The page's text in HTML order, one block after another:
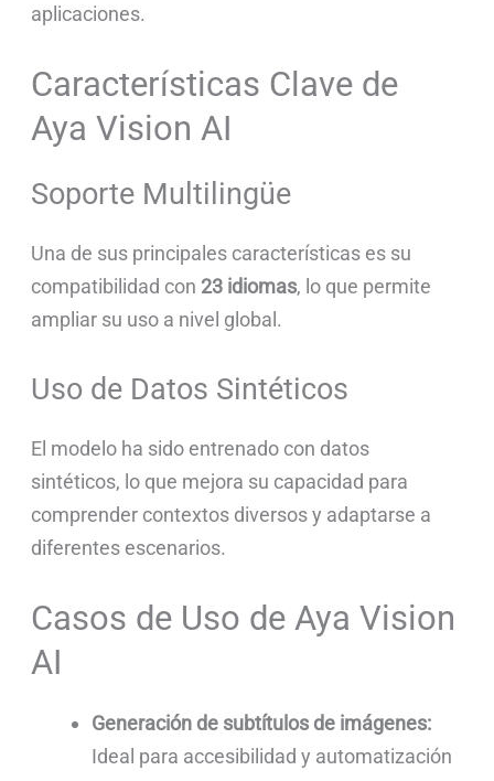
aplicaciones.
Características Clave de
Aya Vision AI
Soporte Multilingüe
Una de sus principales características es su
compatibilidad con 23 idiomas, lo que permite
ampliar su uso a nivel global.
Uso de Datos Sintéticos
El modelo ha sido entrenado con datos
sintéticos, lo que mejora su capacidad para
comprender contextos diversos y adaptarse a
diferentes escenarios.
Casos de Uso de Aya Vision
AI
Generación de subtítulos de imágenes:
Ideal para accesibilidad y automatización